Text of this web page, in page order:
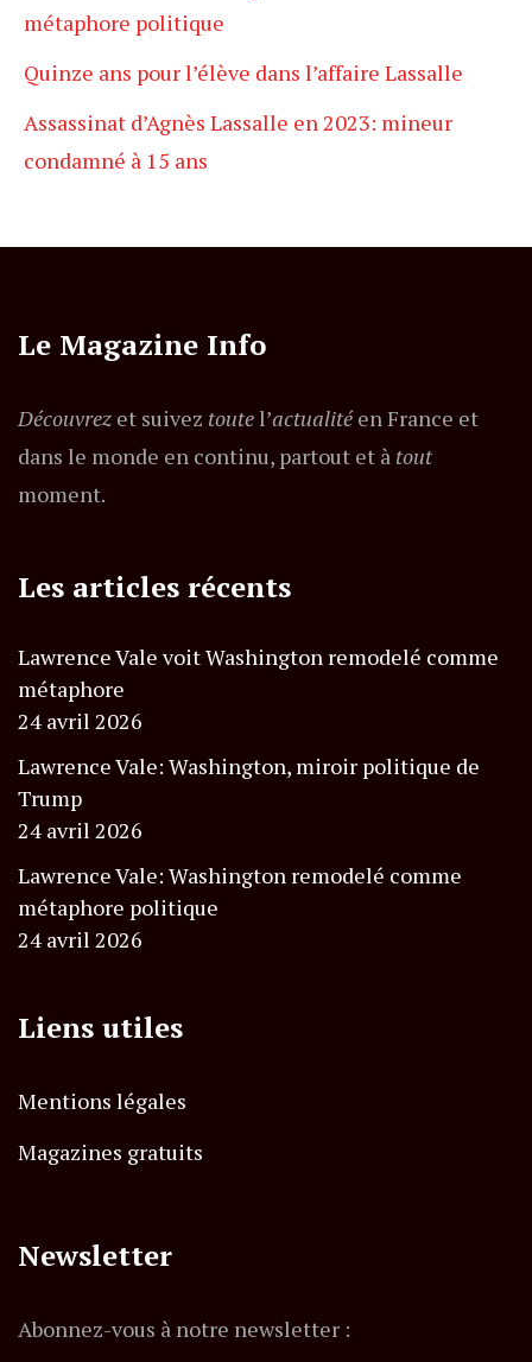
métaphore politique
Quinze ans pour l’élève dans l’affaire Lassalle
Assassinat d’Agnès Lassalle en 2023: mineur
condamné à 15 ans
Le Magazine Info
Découvrez et suivez toutel’actualitéen France et
dans le monde en continu, partout et à tout
moment.
Les articles récents
Lawrence Vale voit Washington remodelé comme
métaphore
24 avril 2026
Lawrence Vale: Washington, miroir politique de
Trump
24 avril 2026
Lawrence Vale: Washington remodelé comme
métaphore politique
24 avril 2026
Liens utiles
Mentions légales
Magazines gratuits
Newsletter
Abonnez-vous à notre newsletter :